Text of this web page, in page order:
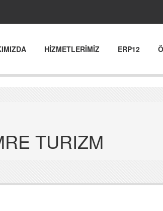
HİZMETLERİMİZ ERP12
TURIZM